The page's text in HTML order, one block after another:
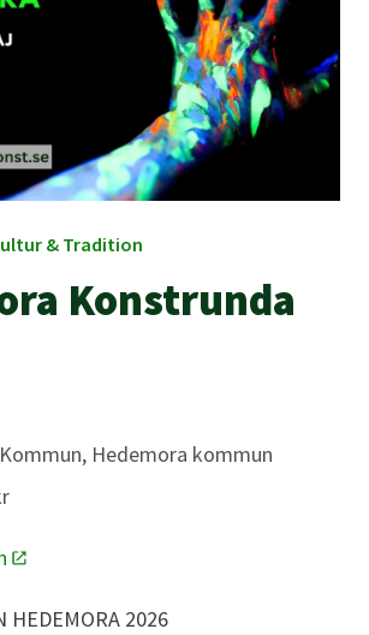
& Tradition
Konstrunda
Hedemora kommun
HEDEMORA 2026